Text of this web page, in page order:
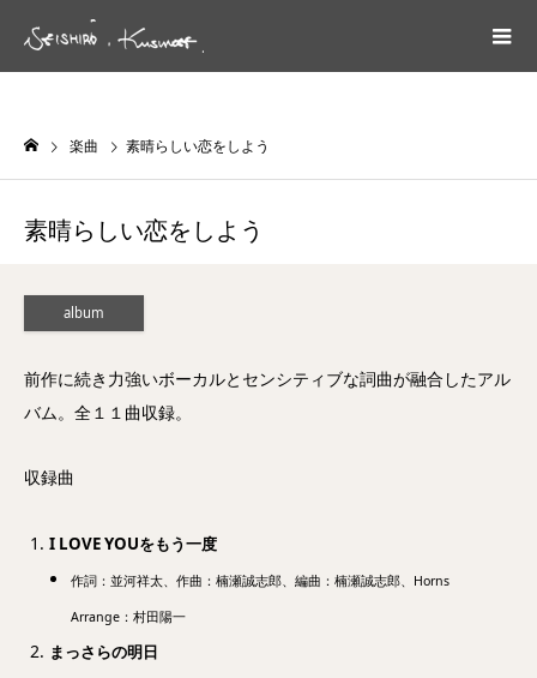
楽曲 素晴らしい恋をしよう
素晴らしい恋をしよう
album
前作に続き力強いボーカルとセンシティブな詞曲が融合したアル
バム。全１１曲収録。
収録曲
I LOVE YOUをもう一度
作詞：並河祥太、作曲：楠瀬誠志郎、編曲：楠瀬誠志郎、Horns
Arrange：村田陽一
まっさらの明日